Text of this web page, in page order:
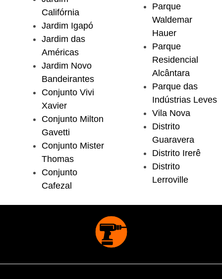
Califórnia
Jardim Igapó
Jardim das
Américas
Jardim Novo
Bandeirantes
Conjunto Vivi
Xavier
Conjunto Milton
Gavetti
Conjunto Mister
Thomas
Conjunto
Cafezal
Parque
Waldemar
Hauer
Parque
Residencial
Alcântara
Parque das
Indústrias Leves
Vila Nova
Distrito
Guaravera
Distrito Irerê
Distrito
Lerroville